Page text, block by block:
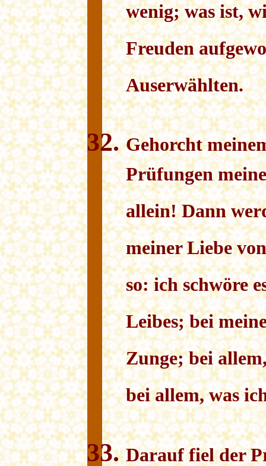
wenig; was ist,
Freuden
Auserwählten.
Gehorcht
Prüfungen
allein! Dann
meiner Liebe
so: ich schwöre
Leibes; bei
Zunge; bei
bei allem, was
Darauf fiel der